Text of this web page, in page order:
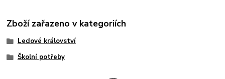
Zboží zařazeno v kategoriích
Ledové království
Školní potřeby